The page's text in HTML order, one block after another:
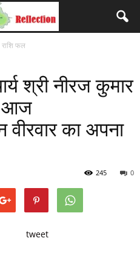
फल
श्री नीरज कुमार
आज
का अपना
0
245
tweet